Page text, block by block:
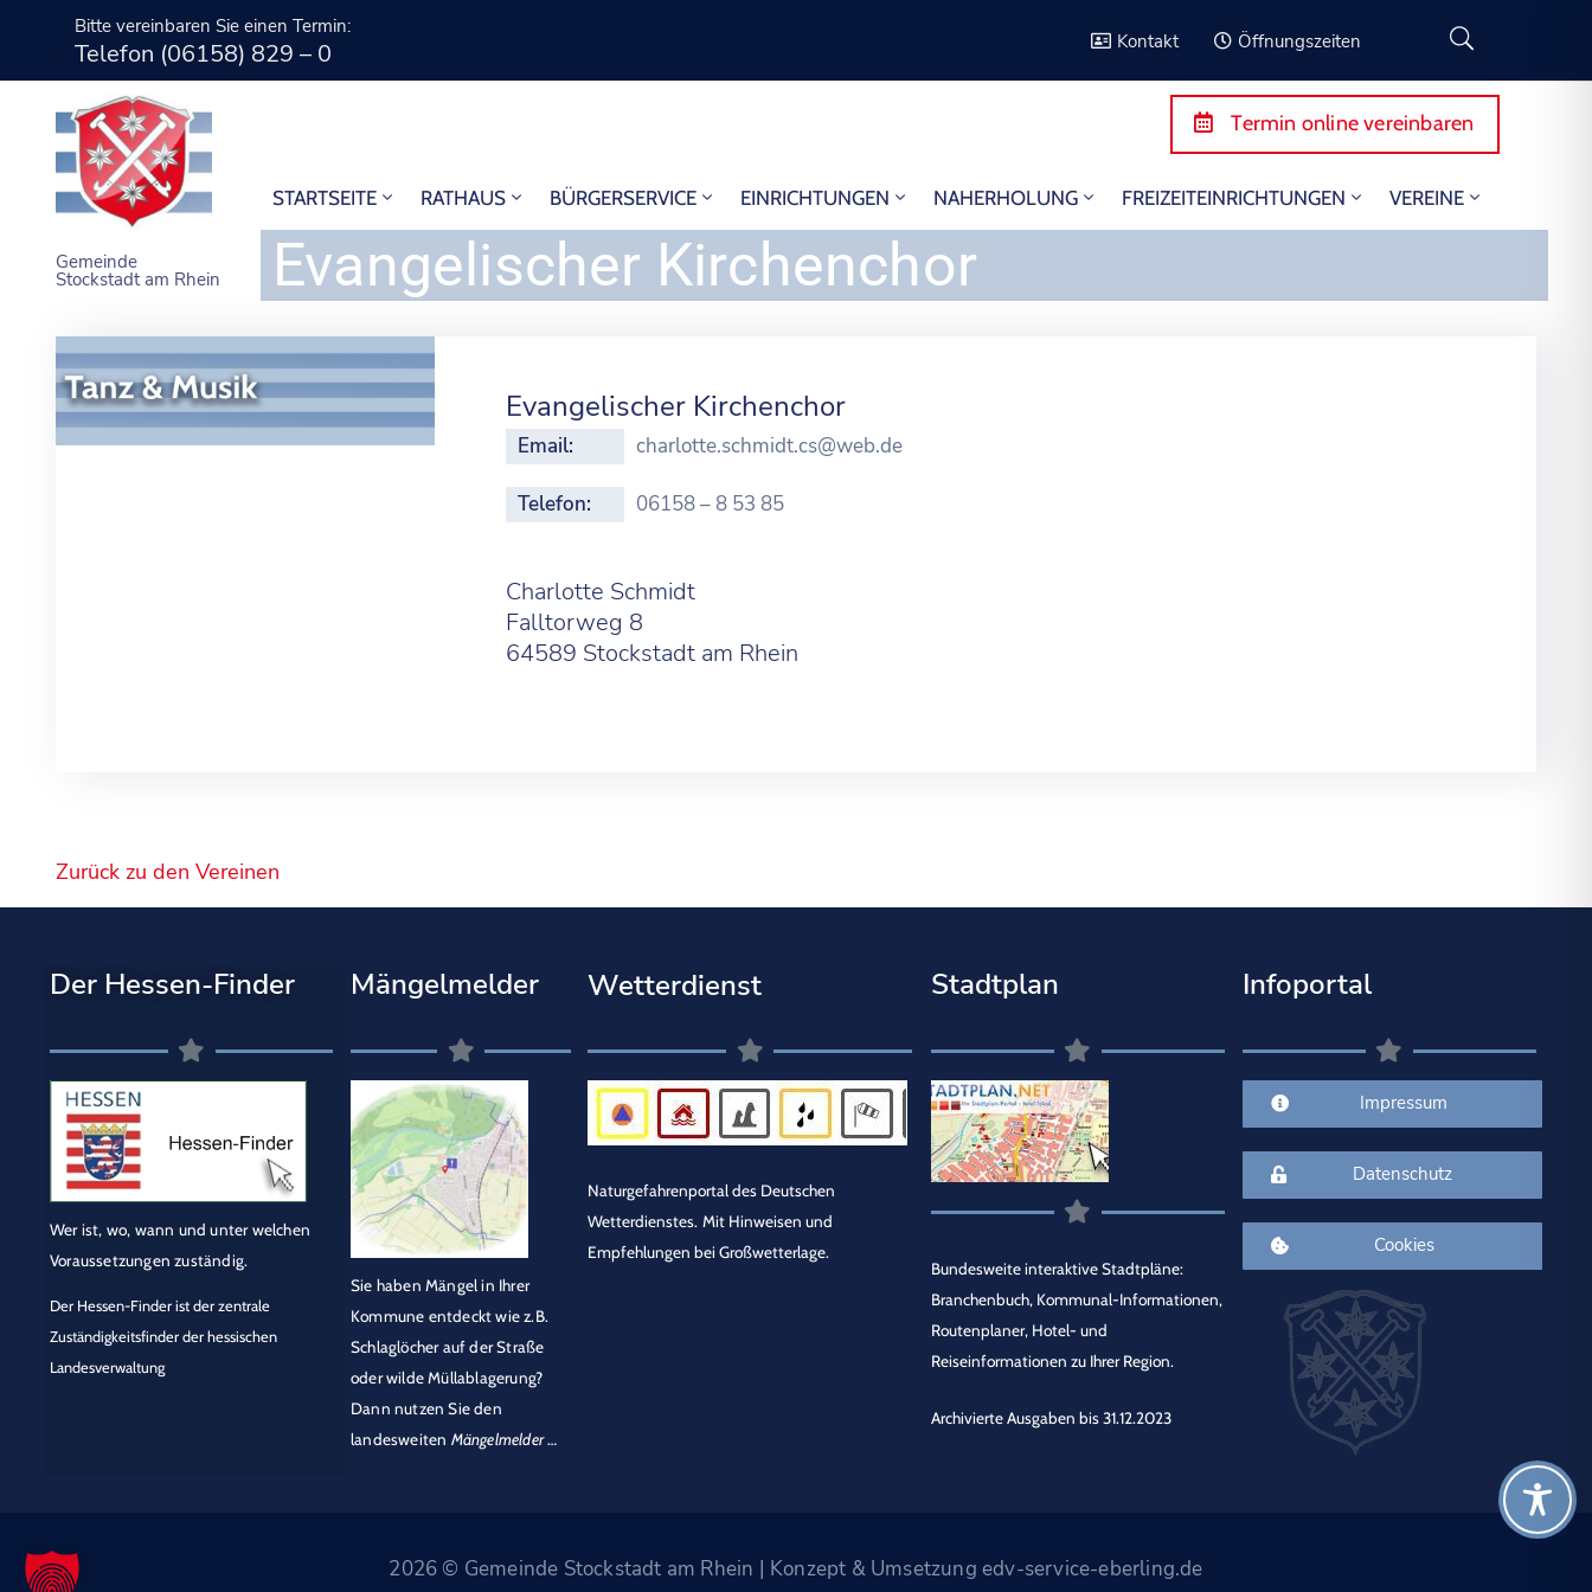
Bitte vereinbaren Sie einen Termin:
Telefon (06158) 829 – 0 Kontakt Öffnungszeiten
Gemeinde
Stockstadt am Rhein
Termin online vereinbaren
STARTSEITE RATHAUS BÜRGERSERVICE EINRICHTUNGEN NAHERHOLUNG FREIZEITEINRICHTUNGEN VEREINE
Evangelischer Kirchenchor
Evangelischer Kirchenchor
Email: charlotte.schmidt.cs@web.de
Telefon: 06158 – 8 53 85
Charlotte Schmidt
Falltorweg 8
64589 Stockstadt am Rhein
Zurück zu den Vereinen
Der Hessen-Finder
Wer ist, wo, wann und unter welchen
Voraussetzungen zuständig.
Der Hessen-Finder ist der zentrale
Zuständigkeitsfinder der hessischen
Landesverwaltung
Mängelmelder
Sie haben Mängel in Ihrer
Kommune entdeckt wie z.B.
Schlaglöcher auf der Straße
oder wilde Müllablagerung?
Dann nutzen Sie den
landesweiten Mängelmelder…
Wetterdienst
Naturgefahrenportal des Deutschen
Wetterdienstes. Mit Hinweisen und
Empfehlungen bei Großwetterlage.
Stadtplan
Bundesweite interaktive Stadtpläne:
Branchenbuch, Kommunal-Informationen,
Routenplaner, Hotel- und
Reiseinformationen zu Ihrer Region.
Archivierte Ausgaben bis 31.12.2023
Infoportal
Impressum
Datenschutz
Cookies
2026 © Gemeinde Stockstadt am Rhein | Konzept & Umsetzung edv-service-eberling.de